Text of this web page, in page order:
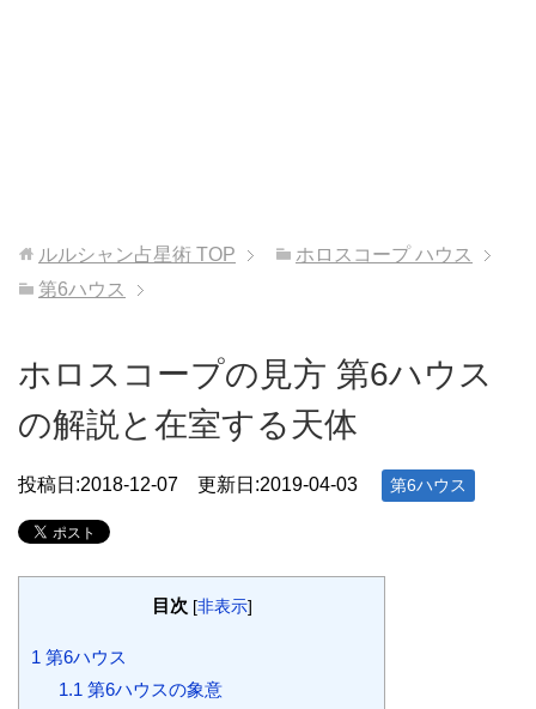
ルルシャン占星術 TOP
ホロスコープ ハウス
第6ハウス
ホロスコープの見方 第6ハウス
の解説と在室する天体
投稿日:2018-12-07 更新日:2019-04-03 第6ハウス
目次 [非表示]
1 第6ハウス
1.1 第6ハウスの象意